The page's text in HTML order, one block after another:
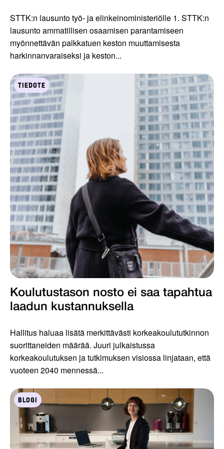
STTK:n lausunto työ- ja elinkeinoministeriölle 1. STTK:n
lausunto ammatillisen osaamisen parantamiseen
myönnettävän palkkatuen keston muuttamisesta
harkinnanvaraiseksi ja keston...
TIEDOTE
Koulutustason nosto ei saa tapahtua
laadun kustannuksella
Hallitus haluaa lisätä merkittävästi korkeakoulututkinnon
suorittaneiden määrää. Juuri julkaistussa
korkeakoulutuksen ja tutkimuksen visiossa linjataan, että
vuoteen 2040 mennessä...
BLOGI